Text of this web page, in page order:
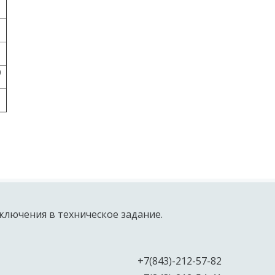
в техническое задание.
+7(843)-212-57-82